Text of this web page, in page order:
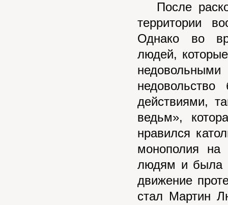
После
территории
Однако во
людей,
действиями,
ведьм»,
нравился
монополия на
людям и была
движение
стал Мартин